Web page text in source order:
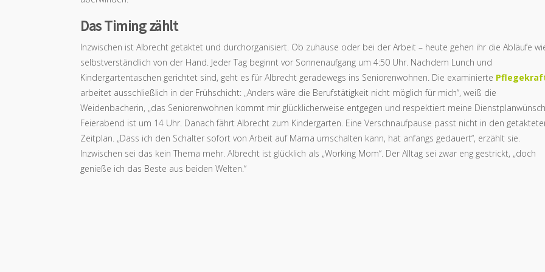
Das Timing zählt
Inzwischen ist Albrecht getaktet und durchorganisiert. Ob zuhause oder bei der Arbeit – heute gehen ihr die Abläufe
selbstverständlich von der Hand. Jeder Tag beginnt vor Sonnenaufgang um 4:50 Uhr. Nachdem Lunch und
Kindergartentaschen gerichtet sind, geht es für Albrecht geradewegs ins Seniorenwohnen. Die examinierte
arbeitet ausschließlich in der Frühschicht: „Anders wäre die Berufstätigkeit nicht möglich für mich“, weiß die
Weidenbacherin, „das Seniorenwohnen kommt mir glücklicherweise entgegen und respektiert meine
Feierabend ist um 14 Uhr. Danach fährt Albrecht zum Kindergarten. Eine Verschnaufpause passt nicht in den
Zeitplan. „Dass ich den Schalter sofort von Arbeit auf Mama umschalten kann, hat anfangs gedauert“, erzählt sie.
Inzwischen sei das kein Thema mehr. Albrecht ist glücklich als „Working Mom“. Der Alltag sei zwar eng gestrickt, „doch
genieße ich das Beste aus beiden Welten.“